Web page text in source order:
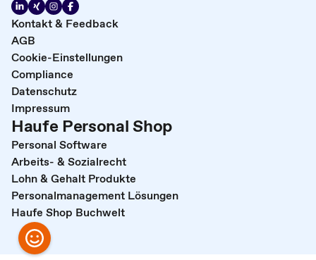
Kontakt & Feedback
AGB
Cookie-Einstellungen
Compliance
Datenschutz
Impressum
Haufe Personal Shop
Personal Software
Arbeits- & Sozialrecht
Lohn & Gehalt Produkte
Personalmanagement Lösungen
Haufe Shop Buchwelt